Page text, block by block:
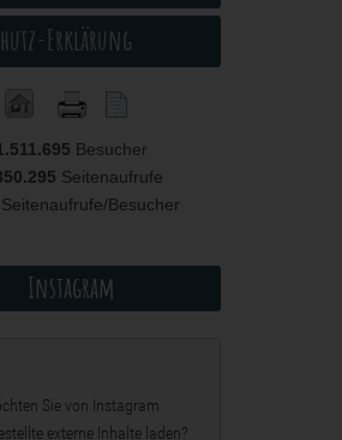
Erklärung
Besucher
Seitenaufrufe
Seitenaufrufe/Besucher
Instagram
Sie von Instagram
externe Inhalte laden?